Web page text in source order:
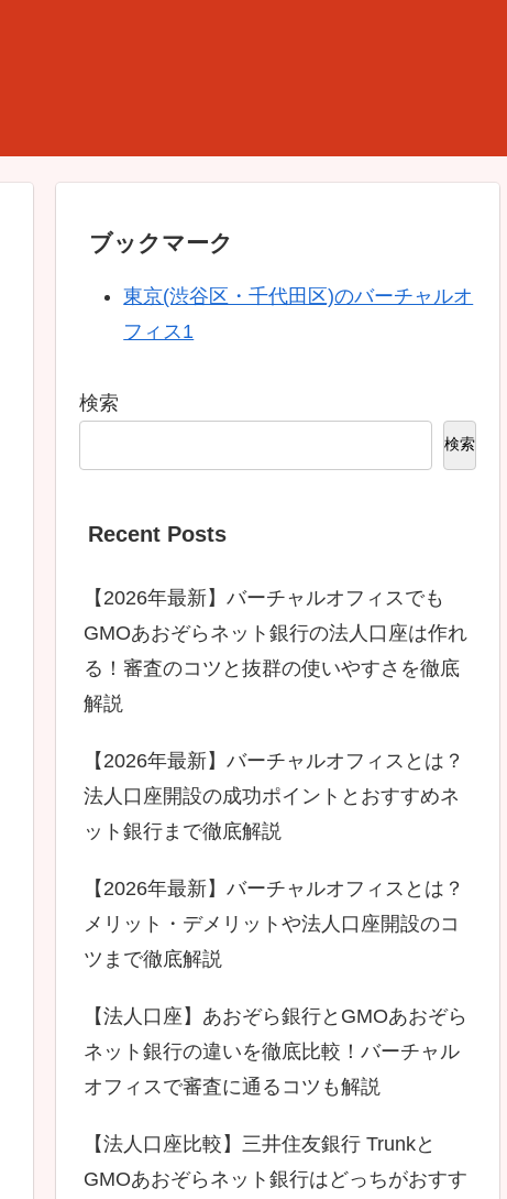
ブックマーク
東京(渋谷区・千代田区)のバーチャルオ
フィス1
検索
検索
Recent Posts
【2026年最新】バーチャルオフィスでも
GMOあおぞらネット銀行の法人口座は作れ
る！審査のコツと抜群の使いやすさを徹底
解説
【2026年最新】バーチャルオフィスとは？
法人口座開設の成功ポイントとおすすめネ
ット銀行まで徹底解説
【2026年最新】バーチャルオフィスとは？
メリット・デメリットや法人口座開設のコ
ツまで徹底解説
【法人口座】あおぞら銀行とGMOあおぞら
ネット銀行の違いを徹底比較！バーチャル
オフィスで審査に通るコツも解説
【法人口座比較】三井住友銀行 Trunkと
GMOあおぞらネット銀行はどっちがおすす